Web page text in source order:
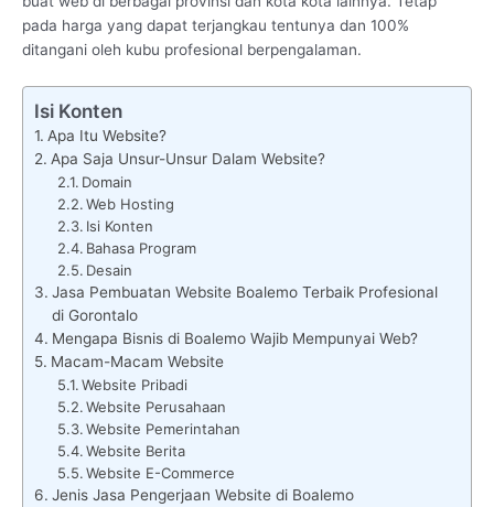
pada harga yang dapat terjangkau tentunya dan 100%
ditangani oleh kubu profesional berpengalaman.
Isi Konten
Apa Itu Website?
Apa Saja Unsur-Unsur Dalam Website?
Domain
Web Hosting
Isi Konten
Bahasa Program
Desain
Jasa Pembuatan Website Boalemo Terbaik Profesional
di Gorontalo
Mengapa Bisnis di Boalemo Wajib Mempunyai Web?
Macam-Macam Website
Website Pribadi
Website Perusahaan
Website Pemerintahan
Website Berita
Website E-Commerce
Jenis Jasa Pengerjaan Website di Boalemo